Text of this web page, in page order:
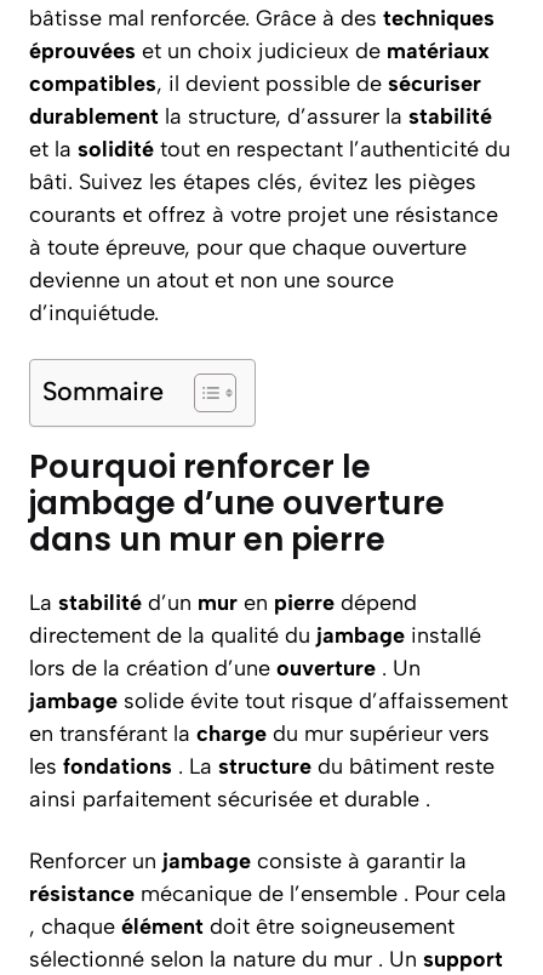
bâtisse mal renforcée. Grâce à des techniques
éprouvées et un choix judicieux de matériaux
compatibles, il devient possible de sécuriser
durablement la structure, d’assurer la stabilité
et la solidité tout en respectant l’authenticité du
bâti. Suivez les étapes clés, évitez les pièges
courants et offrez à votre projet une résistance
à toute épreuve, pour que chaque ouverture
devienne un atout et non une source
d’inquiétude.
Sommaire
Pourquoi renforcer le
jambage d’une ouverture
dans un mur en pierre
La stabilité d’un mur en pierre dépend
directement de la qualité du jambage installé
lors de la création d’une ouverture . Un
jambage solide évite tout risque d’affaissement
en transférant la charge du mur supérieur vers
les fondations . La structure du bâtiment reste
ainsi parfaitement sécurisée et durable .
Renforcer un jambage consiste à garantir la
résistance mécanique de l’ensemble . Pour cela
, chaque élément doit être soigneusement
sélectionné selon la nature du mur . Un support